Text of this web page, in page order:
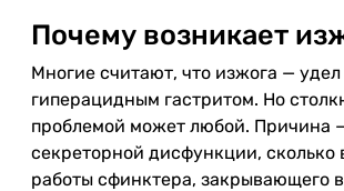
Почему возникает
Многие считают, что изжога —
гиперацидным гастритом. Но
проблемой может любой. Причина
секреторной дисфункции,
работы сфинктера, закрывающего